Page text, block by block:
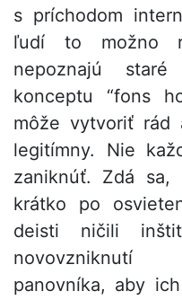
s príchodom
ľudí to možno
nepoznajú staré
konceptu “fons
môže vytvoriť rád
legitímny. Nie
zaniknúť. Zdá
krátko po
deisti ničili
novovzniknutí
panovníka, aby